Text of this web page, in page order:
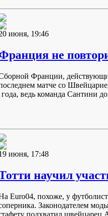
июня, 19:46
не
Франции,
матче со
ведь команда Сантини
июня, 17:48
научил
Euro04, похоже, у
Законодателем